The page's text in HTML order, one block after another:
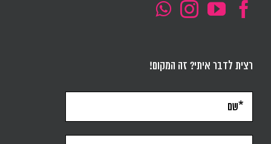
רצית לדבר איתי? זה המקום!